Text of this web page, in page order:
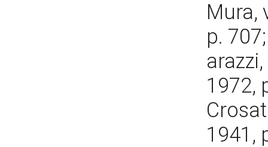
Mura,
p.
1972,
1941,